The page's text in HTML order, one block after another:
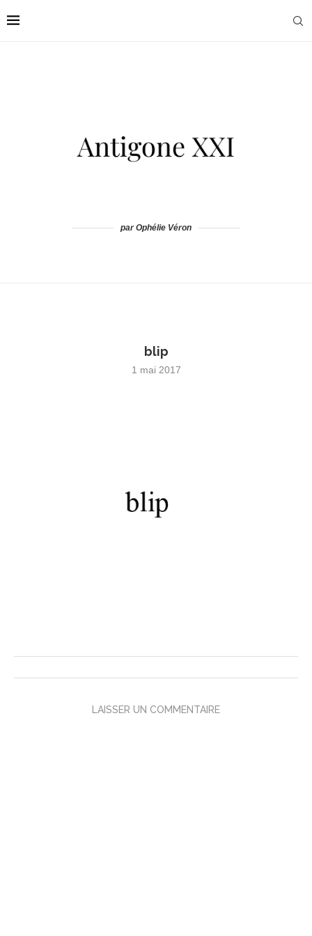
par Ophélie Véron
blip
1 mai 2017
LAISSER UN COMMENTAIRE